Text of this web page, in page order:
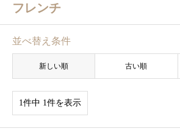
フレンチ
並べ替え条件
新しい順 古い順
1件中 1件を表示